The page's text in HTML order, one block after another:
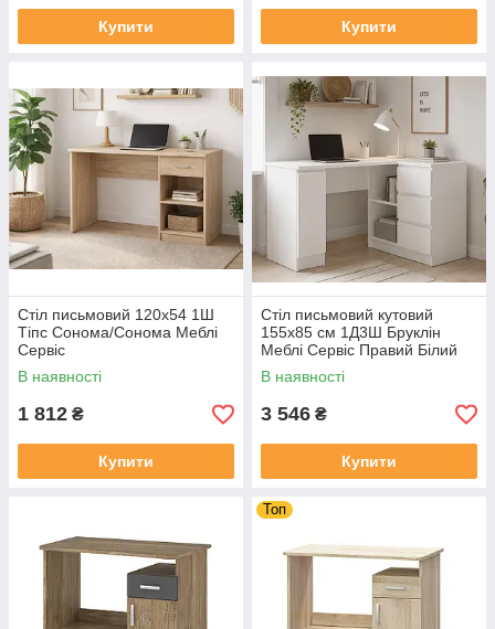
Купити Купити
Стіл письмовий 120х54 1Ш
Тіпс Сонома/Сонома Меблі
Сервіс
В наявності
1 812 ₴
Купити
Стіл письмовий кутовий
155х85 см 1Д3Ш Бруклін
Меблі Сервіс Правий Білий
В наявності
3 546 ₴
Купити
Топ